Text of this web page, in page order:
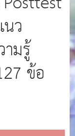
ว
มรู้
ข้อ